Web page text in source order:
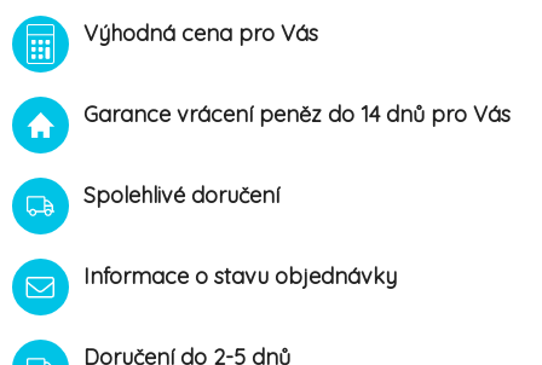
nebo snadno dělitelné
tyčinky v
sáčcích.BALENÍsáček - 15
75 g)krabička - 20 tyčinek
po 20 g (čistá hmotnost 400
balení a nakrájejte tyčinku
no
Výhodná cena pro Vás
Garance vrácení peněz do 14 dnů pro Vás
Spolehlivé doručení
Informace o stavu objednávky
Doručení do 2-5 dnů